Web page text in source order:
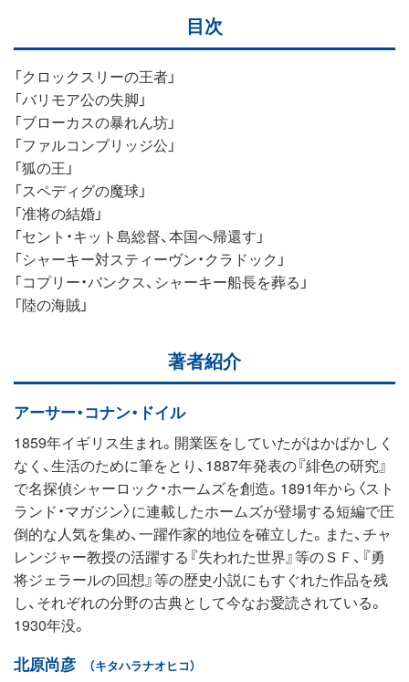
目次
「クロックスリーの王者」
「バリモア公の失脚」
「ブローカスの暴れん坊」
「ファルコンブリッジ公」
「狐の王」
「スペディグの魔球」
「准将の結婚」
「セント・キット島総督、本国へ帰還す」
「シャーキー対スティーヴン・クラドック」
「コプリー・バンクス、シャーキー船長を葬る」
「陸の海賊」
著者紹介
アーサー・コナン・ドイル
1859年イギリス生まれ。開業医をしていたがはかばかしく
なく、生活のために筆をとり、1887年発表の『緋色の研究』
で名探偵シャーロック・ホームズを創造。1891年から〈スト
ランド・マガジン〉に連載したホームズが登場する短編で圧
倒的な人気を集め、一躍作家的地位を確立した。また、チャ
レンジャー教授の活躍する『失われた世界』等のＳＦ、『勇
将ジェラールの回想』等の歴史小説にもすぐれた作品を残
し、それぞれの分野の古典として今なお愛読されている。
1930年没。
北原尚彦 （キタハラナオヒコ）